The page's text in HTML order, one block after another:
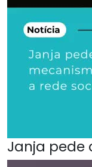
Janja pede